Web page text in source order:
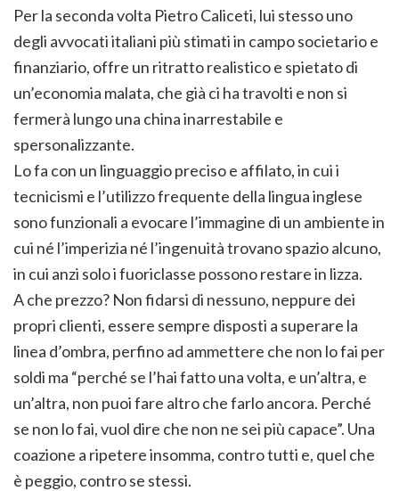
Per la seconda volta Pietro Caliceti, lui stesso uno
degli avvocati italiani più stimati in campo societario e
finanziario, offre un ritratto realistico e spietato di
un’economia malata, che già ci ha travolti e non si
fermerà lungo una china inarrestabile e
spersonalizzante.
Lo fa con un linguaggio preciso e affilato, in cui i
tecnicismi e l’utilizzo frequente della lingua inglese
sono funzionali a evocare l’immagine di un ambiente in
cui né l’imperizia né l’ingenuità trovano spazio alcuno,
in cui anzi solo i fuoriclasse possono restare in lizza.
A che prezzo? Non fidarsi di nessuno, neppure dei
propri clienti, essere sempre disposti a superare la
linea d’ombra, perfino ad ammettere che non lo fai per
soldi ma “perché se l’hai fatto una volta, e un’altra, e
un’altra, non puoi fare altro che farlo ancora. Perché
se non lo fai, vuol dire che non ne sei più capace”. Una
coazione a ripetere insomma, contro tutti e, quel che
è peggio, contro se stessi.